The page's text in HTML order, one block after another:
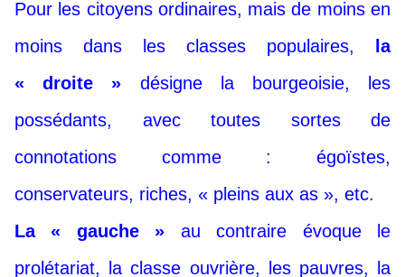
Pour les citoyens ordinaires, mais de moins en
moins dans les classes populaires,
la
« droite » désigne la bourgeoisie, les
possédants, avec toutes sortes de
connotations comme : égoïstes,
conservateurs, riches, « pleins aux as », etc.
La « gauche » au contraire évoque le
prolétariat, la classe ouvrière, les pauvres, la